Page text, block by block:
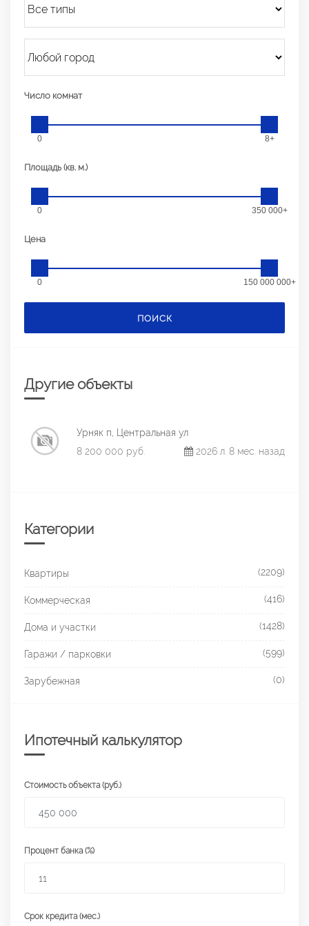
Число комнат
0 8+
Площадь (кв. м.)
0 350 000+
Цена
0 150 000 000+
ПОИСК
Другие объекты
Урняк п, Центральная ул
8 200 000 руб.
2026 л. 8 мес. назад
Категории
Квартиры (2209)
Коммерческая (416)
Дома и участки (1428)
Гаражи / парковки (599)
Зарубежная (0)
Ипотечный калькулятор
Стоимость объекта (руб.)
Процент банка (%)
Срок кредита (мес.)